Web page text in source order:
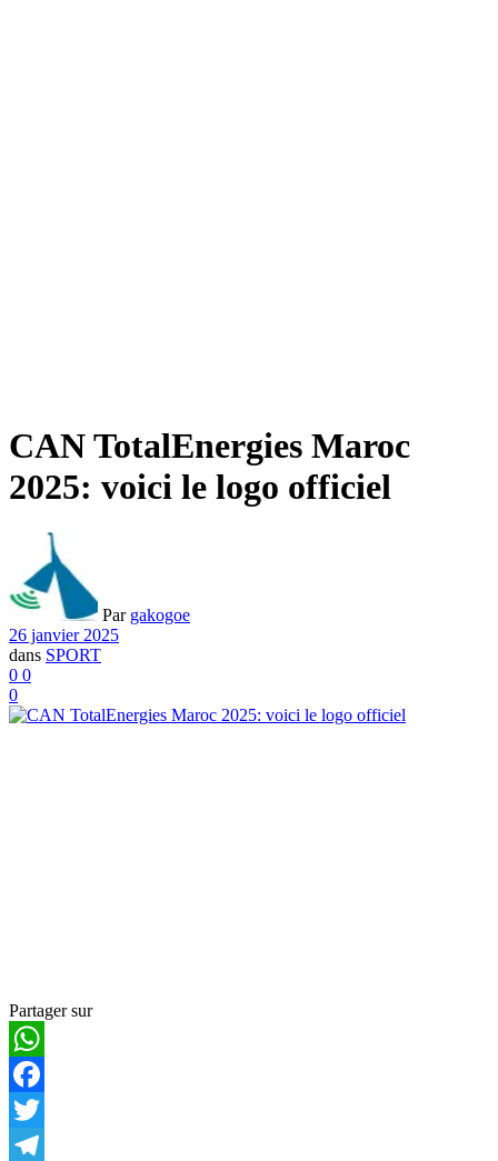
CAN TotalEnergies Maroc
2025: voici le logo officiel
Par gakogoe
26 janvier 2025
dans SPORT
0 0
0
Partager sur
WhatsApp
Facebook
Twitter